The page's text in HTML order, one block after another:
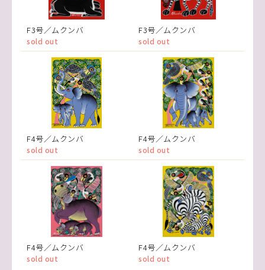
F3号／ムクンバ
sold out
F3号／ムクンバ
sold out
F4号／ムクンバ
sold out
F4号／ムクンバ
sold out
F4号／ムクンバ
sold out
F4号／ムクンバ
sold out